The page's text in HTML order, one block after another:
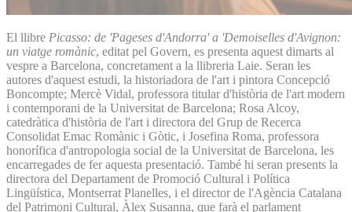
El llibre Picasso: de 'Pageses d'Andorra' a 'Demoiselles d'Avignon:
un viatge romànic, editat pel Govern, es presenta aquest dimarts al
vespre a Barcelona, concretament a la llibreria Laie. Seran les
autores d'aquest estudi, la historiadora de l'art i pintora Concepció
Boncompte; Mercè Vidal, professora titular d'història de l'art modern
i contemporani de la Universitat de Barcelona; Rosa Alcoy,
catedràtica d'història de l'art i directora del Grup de Recerca
Consolidat Emac Romànic i Gòtic, i Josefina Roma, professora
honorífica d'antropologia social de la Universitat de Barcelona, les
encarregades de fer aquesta presentació. També hi seran presents la
directora del Departament de Promoció Cultural i Política
Lingüística, Montserrat Planelles, i el director de l'Agència Catalana
del Patrimoni Cultural, Àlex Susanna, que farà el parlament